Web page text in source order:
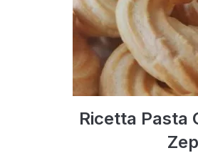
Ricetta Pasta